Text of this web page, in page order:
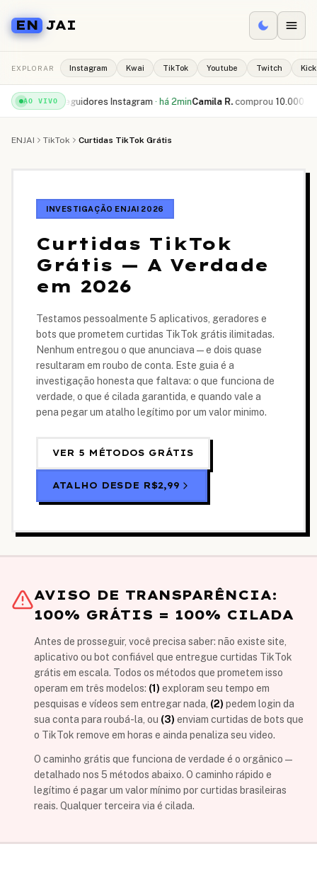
EN JAI
EXPLORAR Instagram Kwai TikTok Youtube Twitch Kick
AO VIVO
seguidores Instagram ·há 2minCamila R. comprou 10.000 curtidas
ENJAI TikTok Curtidas TikTok Grátis
INVESTIGAÇÃO ENJAI 2026
Curtidas TikTok
Grátis — A Verdade
em 2026
Testamos pessoalmente 5 aplicativos, geradores e
bots que prometem curtidas TikTok grátis ilimitadas.
Nenhum entregou o que anunciava — e dois quase
resultaram em roubo de conta. Este guia é a
investigação honesta que faltava: o que funciona de
verdade, o que é cilada garantida, e quando vale a
pena pegar um atalho legítimo por um valor minimo.
VER 5 MÉTODOS GRÁTIS
ATALHO DESDE R$2,99
AVISO DE TRANSPARÊNCIA:
100% GRÁTIS = 100% CILADA
Antes de prosseguir, você precisa saber: não existe site,
aplicativo ou bot confiável que entregue curtidas TikTok
grátis em escala. Todos os métodos que prometem isso
operam em três modelos: (1) exploram seu tempo em
pesquisas e vídeos sem entregar nada, (2) pedem login da
sua conta para roubá-la, ou (3) enviam curtidas de bots que
o TikTok remove em horas e ainda penaliza seu video.
O caminho grátis que funciona de verdade é o orgânico —
detalhado nos 5 métodos abaixo. O caminho rápido e
legítimo é pagar um valor mínimo por curtidas brasileiras
reais. Qualquer terceira via é cilada.